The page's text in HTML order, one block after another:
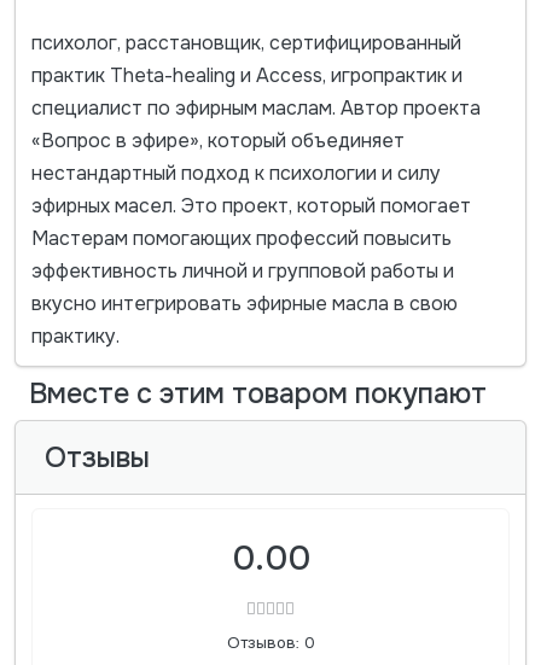
психолог, расстановщик, сертифицированный
практик Theta-healing и Access, игропрактик и
специалист по эфирным маслам. Автор проекта
«Вопрос в эфире», который объединяет
нестандартный подход к психологии и силу
эфирных масел. Это проект, который помогает
Мастерам помогающих профессий повысить
эффективность личной и групповой работы и
вкусно интегрировать эфирные масла в свою
практику.
Вместе с этим товаром покупают
Отзывы
0.00
Отзывов: 0